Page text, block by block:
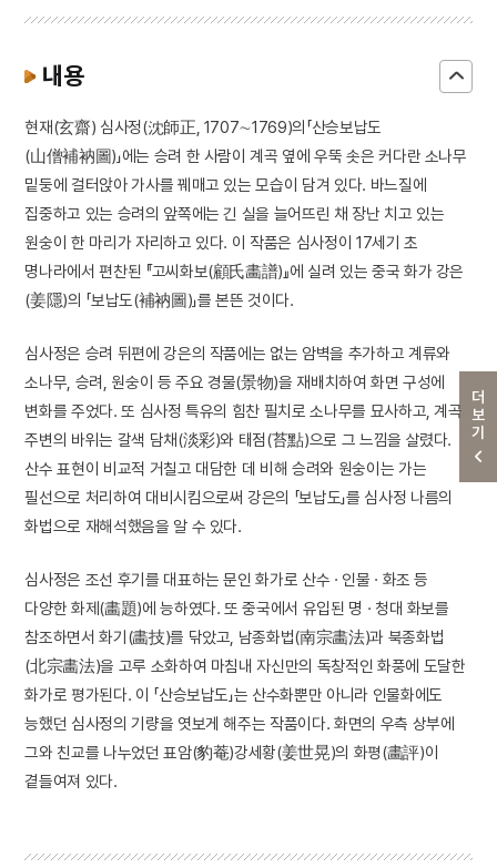
더보기
내용
현재(玄齋) 심사정(沈師正, 1707∼1769)의「산승보납도
(山僧補衲圖)」에는 승려 한 사람이 계곡 옆에 우뚝 솟은 커다란 소나무
밑둥에 걸터앉아 가사를 꿰매고 있는 모습이 담겨 있다. 바느질에
집중하고 있는 승려의 앞쪽에는 긴 실을 늘어뜨린 채 장난 치고 있는
원숭이 한 마리가 자리하고 있다. 이 작품은 심사정이 17세기 초
명나라에서 편찬된 『고씨화보(顧氏畵譜)』에 실려 있는 중국 화가 강은
(姜隱)의 「보납도(補衲圖)」를 본뜬 것이다.
심사정은 승려 뒤편에 강은의 작품에는 없는 암벽을 추가하고 계류와
소나무, 승려, 원숭이 등 주요 경물(景物)을 재배치하여 화면 구성에
변화를 주었다. 또 심사정 특유의 힘찬 필치로 소나무를 묘사하고, 계곡
주변의 바위는 갈색 담채(淡彩)와 태점(苔點)으로 그 느낌을 살렸다.
산수 표현이 비교적 거칠고 대담한 데 비해 승려와 원숭이는 가는
필선으로 처리하여 대비시킴으로써 강은의 「보납도」를 심사정 나름의
화법으로 재해석했음을 알 수 있다.
심사정은 조선 후기를 대표하는 문인 화가로 산수 · 인물 · 화조 등
다양한 화제(畵題)에 능하였다. 또 중국에서 유입된 명 · 청대 화보를
참조하면서 화기(畵技)를 닦았고, 남종화법(南宗畵法)과 북종화법
(北宗畵法)을 고루 소화하여 마침내 자신만의 독창적인 화풍에 도달한
화가로 평가된다. 이 「산승보납도」는 산수화뿐만 아니라 인물화에도
능했던 심사정의 기량을 엿보게 해주는 작품이다. 화면의 우측 상부에
그와 친교를 나누었던 표암(豹菴)강세황(姜世晃)의 화평(畵評)이
곁들여져 있다.